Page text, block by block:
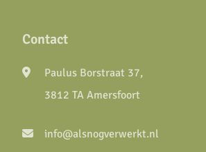
Contact
Paulus Borstraat 37,
3812 TA Amersfoort
info@alsnogverwerkt.nl